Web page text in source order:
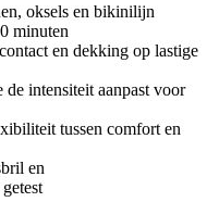
oksels en bikinilijn
minuten
en dekking op lastige
intensiteit aanpast voor
tussen comfort en
en